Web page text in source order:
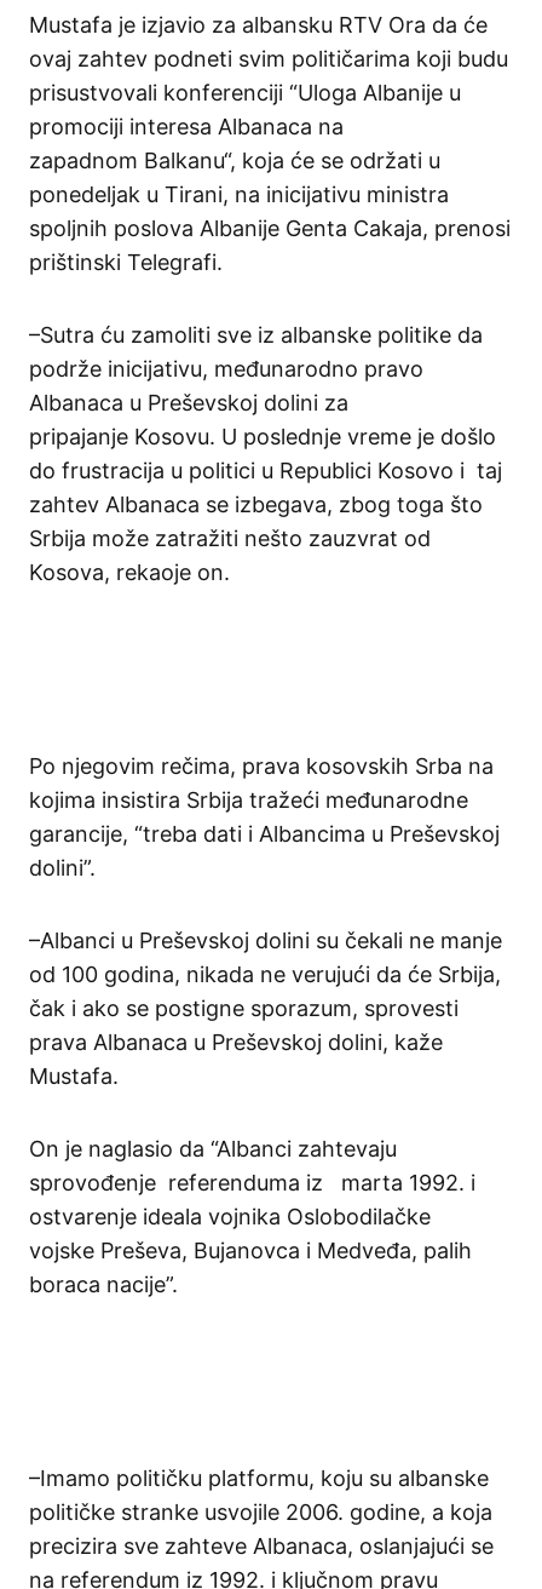
Mustafa je izjavio za albansku RTV Ora da će
ovaj zahtev podneti svim političarima koji budu
prisustvovali konferenciji “Uloga Albanije u
promociji interesa Albanaca na
zapadnom Balkanu“, koja će se održati u
ponedeljak u Tirani, na inicijativu ministra
spoljnih poslova Albanije Genta Cakaja, prenosi
prištinski Telegrafi.
–Sutra ću zamoliti sve iz albanske politike da
podrže inicijativu, međunarodno pravo
Albanaca u Preševskoj dolini za
pripajanje Kosovu. U poslednje vreme je došlo
do frustracija u politici u Republici Kosovo i taj
zahtev Albanaca se izbegava, zbog toga što
Srbija može zatražiti nešto zauzvrat od
Kosova, rekaoje on.
Po njegovim rečima, prava kosovskih Srba na
kojima insistira Srbija tražeći međunarodne
garancije, “treba dati i Albancima u Preševskoj
dolini”.
–Albanci u Preševskoj dolini su čekali ne manje
od 100 godina, nikada ne verujući da će Srbija,
čak i ako se postigne sporazum, sprovesti
prava Albanaca u Preševskoj dolini, kaže
Mustafa.
On je naglasio da “Albanci zahtevaju
sprovođenje referenduma iz marta 1992. i
ostvarenje ideala vojnika Oslobodilačke
vojske Preševa, Bujanovca i Medveđa, palih
boraca nacije”.
–Imamo političku platformu, koju su albanske
političke stranke usvojile 2006. godine, a koja
precizira sve zahteve Albanaca, oslanjajući se
na referendum iz 1992. i ključnom pravu